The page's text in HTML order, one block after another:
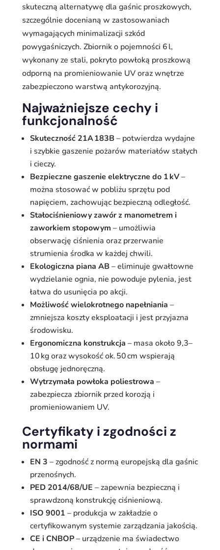
skuteczną alternatywę dla gaśnic proszkowych,
szczególnie docenianą w zastosowaniach
wymagających minimalizacji szkód
powygaśniczych. Zbiornik o pojemności 6 l,
wykonany ze stali, pokryto powłoką proszkową
odporną na promieniowanie UV oraz wnętrze
zabezpieczono warstwą antykorozyjną.
Najważniejsze cechy i
funkcjonalność
Skuteczność 21A 183B – potwierdza wydajne
i szybkie gaszenie pożarów materiałów stałych
i cieczy.
Bezpieczne gaszenie elektryczne do 1 kV–
można stosować w pobliżu sprzętu pod
napięciem, zachowując bezpieczną odległość.
Stałociśnieniowy zawór z manometrem i
zaworkiem stopowym – umożliwia
obserwację ciśnienia oraz przerwanie
strumienia środka w każdej chwili.
Ekologiczna piana AB – eliminuje gwałtowne
wydzielanie ognia, nie powoduje pylenia, jest
łatwa do usunięcia po akcji.
Możliwość wielokrotnego napełniania –
zmniejsza koszty eksploatacji i jest przyjazna
środowisku.
Ergonomiczna konstrukcja – masa około 9,3–
10 kg oraz wysokość ok. 50 cm wspierają
obsługę jednoręczną.
Wytrzymała powłoka poliestrowa –
zabezpiecza zbiornik przed korozją i
promieniowaniem UV.
Certyfikaty i zgodności z
normami
EN 3 – zgodność z normą europejską dla gaśnic
przenośnych.
PED 2014/68/UE – zapewnia bezpieczną i
sprawdzoną konstrukcję ciśnieniową.
ISO 9001 – produkcja w zakładzie o
certyfikowanym systemie zarządzania jakością.
CE i CNBOP– urządzenie ma świadectwo